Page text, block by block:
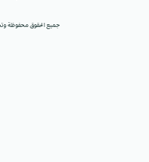
جميع الحقوق محفوظة